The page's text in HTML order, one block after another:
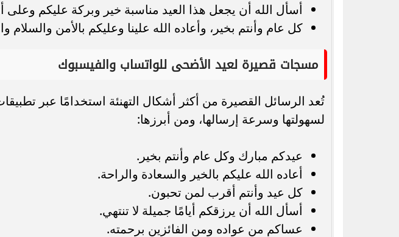
أسأل الله أن يجعل هذا العيد مناسبة خير وبركة عليكم وعلى
كل عام وأنتم بخير، وأعاده الله علينا وعليكم بالأمن والسلام
مسجات قصيرة لعيد الأضحى للواتساب والفيسبوك
تُعد الرسائل القصيرة من أكثر أشكال التهنئة استخدامًا عبر
لسهولتها وسرعة إرسالها، ومن أبرزها:
عيدكم مبارك وكل عام وأنتم بخير.
أعاده الله عليكم بالخير والسعادة والراحة.
كل عيد وأنتم أقرب لمن تحبون.
أسأل الله أن يرزقكم أيامًا جميلة لا تنتهي.
عساكم من عواده ومن الفائزين برحمته.